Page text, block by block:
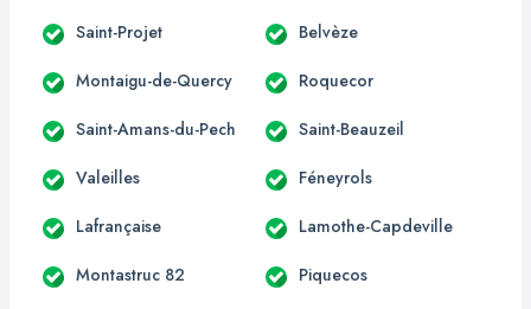
Saint-Projet Belvèze
Montaigu-de-Quercy Roquecor
Saint-Amans-du-Pech Saint-Beauzeil
Valeilles Féneyrols
Lafrançaise Lamothe-Capdeville
Montastruc 82 Piquecos